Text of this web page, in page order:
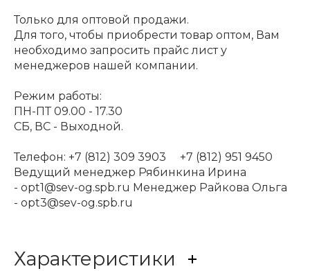
Только для оптовой продажи.
Для того, чтобы приобрести товар оптом, Вам
необходимо запросить прайс лист у
менеджеров нашей компании.
Режим работы:
ПН-ПТ 09.00 - 17.30
СБ, ВС - Выходной.
Телефон: +7 (812) 309 3903 +7 (812) 951 9450
Ведущий менеджер Рябинкина Ирина
- opt1@sev-og.spb.ru Менеджер Райкова Ольга
- opt3@sev-og.spb.ru
Характеристики